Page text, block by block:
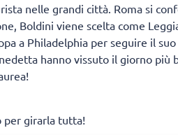
nelle grandi città. Roma si
Boldini viene scelta come
a Philadelphia per seguire il
hanno vissuto il giorno più
per girarla tutta!